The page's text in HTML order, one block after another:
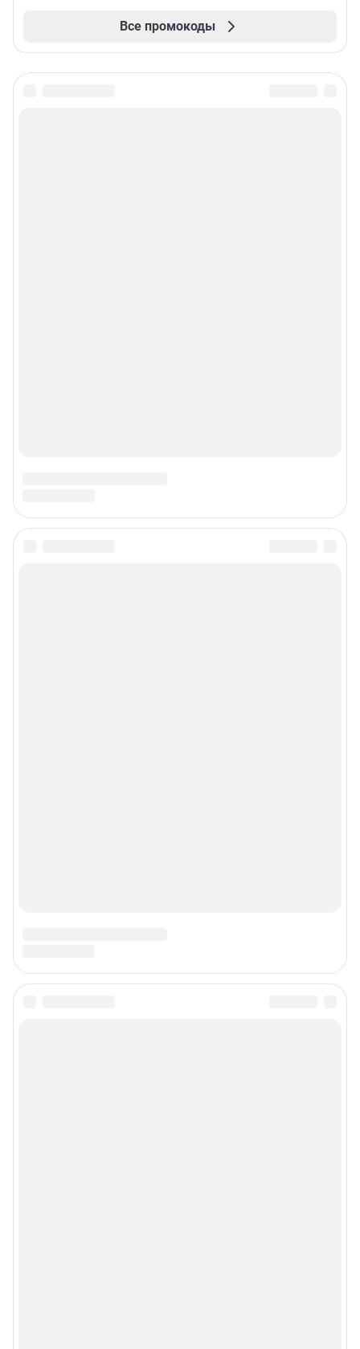
Все промокоды